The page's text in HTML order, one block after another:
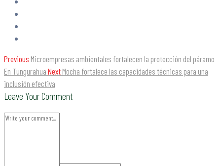
Previous Microempresas ambientales fortalecen la protección del páramo
En Tungurahua Next Mocha fortalece las capacidades técnicas para una
inclusión efectiva
Leave Your Comment